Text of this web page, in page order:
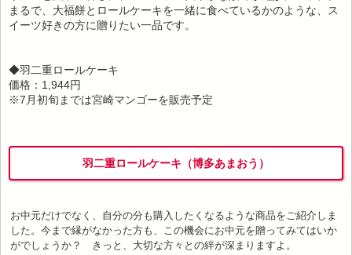
まるで、大福餅とロールケーキを一緒に食べているかのような、ス
イーツ好きの方に贈りたい一品です。
◆羽二重ロールケーキ
価格：1,944円
※7月初旬までは宮崎マンゴーを販売予定
羽二重ロールケーキ（博多あまおう）
お中元だけでなく、自分の分も購入したくなるような商品をご紹介しま
した。今まで縁がなかった方も、この機会にお中元を贈ってみてはいか
がでしょうか？ きっと、大切な方々との絆が深まりますよ。